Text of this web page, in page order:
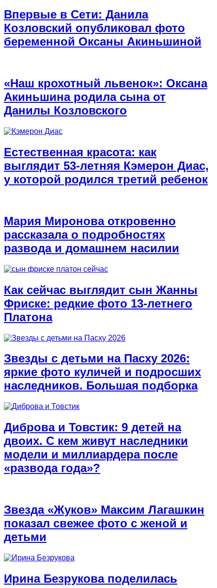
Впервые в Сети: Данила
Козловский опубликовал фото
беременной Оксаны Акиньшиной
«Наш крохотный львенок»: Оксана
Акиньшина родила сына от
Данилы Козловского
Естественная красота: как
выглядит 53-летняя Кэмерон Диас,
у которой родился третий ребенок
Мария Миронова откровенно
рассказала о подробностях
развода и домашнем насилии
Как сейчас выглядит сын Жанны
Фриске: редкие фото 13-летнего
Платона
Звезды с детьми на Пасху 2026:
яркие фото куличей и подросших
наследников. Большая подборка
Диброва и Товстик: 9 детей на
двоих. С кем живут наследники
модели и миллиардера после
«развода года»?
Звезда «Жуков» Максим Лагашкин
показал свежее фото с женой и
детьми
Ирина Безрукова поделилась